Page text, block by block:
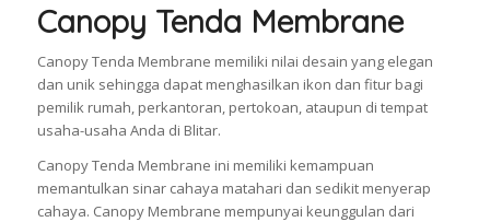
Canopy Tenda Membrane
Canopy Tenda Membrane memiliki nilai desain yang elegan
dan unik sehingga dapat menghasilkan ikon dan fitur bagi
pemilik rumah, perkantoran, pertokoan, ataupun di tempat
usaha-usaha Anda di Blitar.
Canopy Tenda Membrane ini memiliki kemampuan
memantulkan sinar cahaya matahari dan sedikit menyerap
cahaya. Canopy Membrane mempunyai keunggulan dari